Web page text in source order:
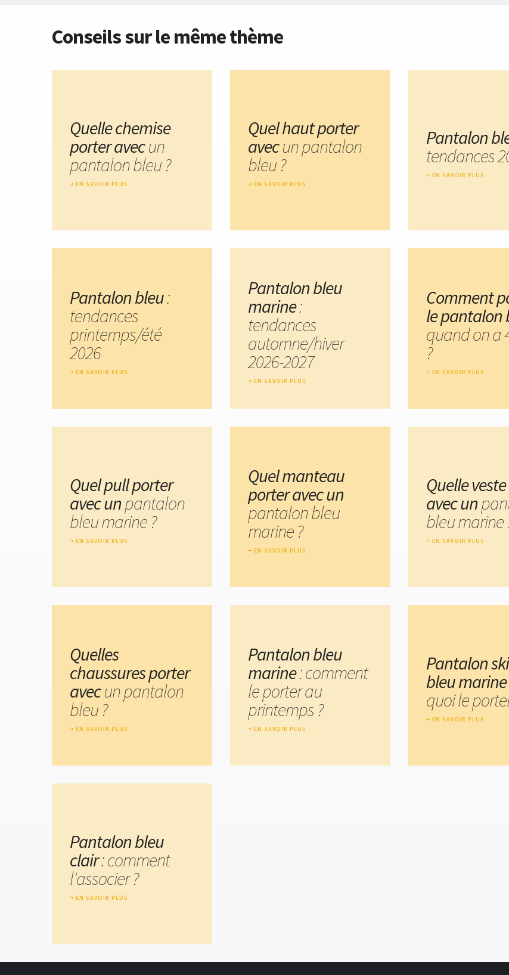
Conseils sur le même thème
Quelle chemise
porter avecun
pantalon bleu ?
EN SAVOIR PLUS
Quel haut porter
avecun pantalon
bleu ?
EN SAVOIR PLUS
Pantalon
tendances
EN SAVOIR PLUS
Pantalon bleu:
tendances
printemps/été
2026
EN SAVOIR PLUS
Pantalon bleu
marine:
tendances
automne/hiver
2026-2027
EN SAVOIR PLUS
Comment
le pantalon
quand on a
?
EN SAVOIR PLUS
Quel pull porter
avec unpantalon
bleu marine ?
EN SAVOIR PLUS
Quel manteau
porter avec un
pantalon bleu
marine ?
EN SAVOIR PLUS
Quelle
avec un
bleu marine
EN SAVOIR PLUS
Quelles
chaussures porter
avecun pantalon
bleu ?
EN SAVOIR PLUS
Pantalon bleu
marine: comment
le porter au
printemps ?
EN SAVOIR PLUS
Pantalon
bleu marine
quoi le
EN SAVOIR PLUS
Pantalon bleu
clair: comment
l'associer ?
EN SAVOIR PLUS